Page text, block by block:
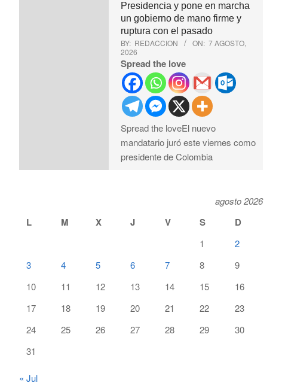
Presidencia y pone en marcha
un gobierno de mano firme y
ruptura con el pasado
BY: REDACCION ON: 7 AGOSTO,
2026
Spread the love
Spread the loveEl nuevo
mandatario juró este viernes como
presidente de Colombia
agosto 2026
L M X J V S D
1
2
3
4 5 6 7 8
9
10
11 12 13 14 15
16
17
18 19 20 21 22
23
24
25 26 27 28 29
30
31
« Jul